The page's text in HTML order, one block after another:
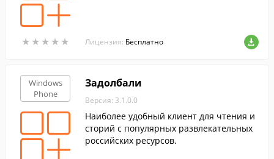
★ ★ ★ ★ ★
★ ★ ★ ★ ★ Лицензия: Бесплатно
Windows
Phone
Задолбали
Версия: 3.1.0.0
Наиболее удобный клиент для чтения и
сторий с популярных развлекательных
российских ресурсов.